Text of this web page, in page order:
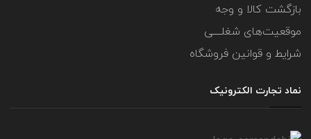
بازگشت کالا و وجه
موقعیت‌های شغلــــی
شرایط و قوانین فروشگاه
نماد تجارت الکترونیک